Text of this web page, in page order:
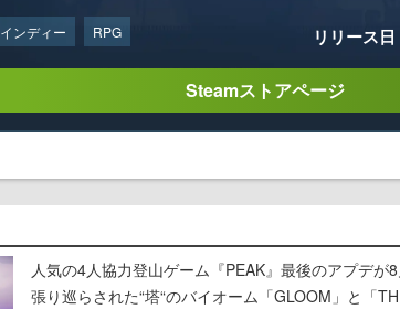
インディー RPG リリース
Steamストアページ
人気の4人協力登山ゲーム『PEAK』最後のアプデ
張り巡らされた“塔“のバイオーム「GLOOM」と「